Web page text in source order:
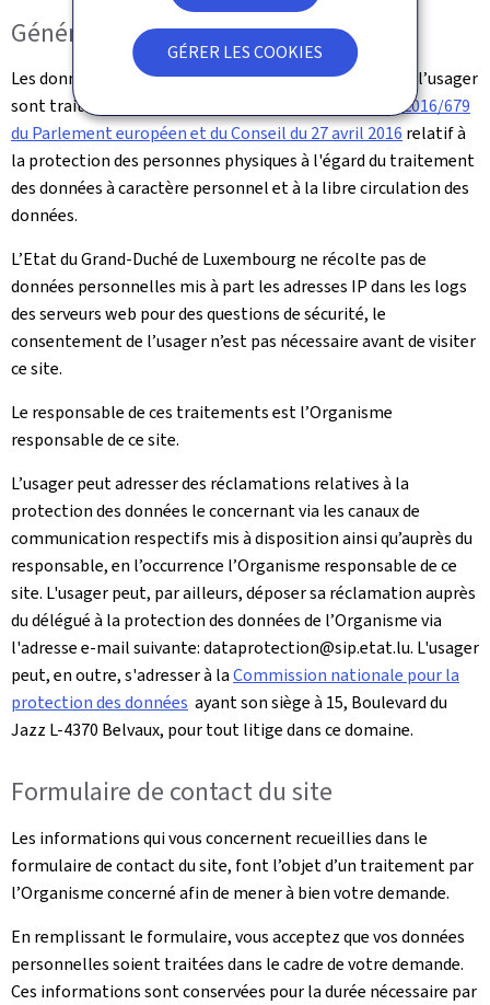
GÉRER LES COOKIES
Généralités
Les données à caractère personnel communiquées par l’usager
sont traitées en conformité avec le
Règlement (UE) 2016/679
du Parlement européen et du Conseil du 27 avril 2016 relatif à
la protection des personnes physiques à l'égard du traitement
des données à caractère personnel et à la libre circulation des
données.
L’Etat du Grand-Duché de Luxembourg ne récolte pas de
données personnelles mis à part les adresses IP dans les logs
des serveurs web pour des questions de sécurité, le
consentement de l’usager n’est pas nécessaire avant de visiter
ce site.
Le responsable de ces traitements est l’Organisme
responsable de ce site.
L’usager peut adresser des réclamations relatives à la
protection des données le concernant via les canaux de
communication respectifs mis à disposition ainsi qu’auprès du
responsable, en l’occurrence l’Organisme responsable de ce
site. L'usager peut, par ailleurs, déposer sa réclamation auprès
du délégué à la protection des données de l’Organisme via
l'adresse e-mail suivante: dataprotection@sip.etat.lu. L'usager
peut, en outre, s'adresser à laCommission nationale pour la
protection des données ayant son siège à 15, Boulevard du
Jazz L-4370 Belvaux, pour tout litige dans ce domaine.
Formulaire de contact du site
Les informations qui vous concernent recueillies dans le
formulaire de contact du site, font l’objet d’un traitement par
l’Organisme concerné afin de mener à bien votre demande.
En remplissant le formulaire, vous acceptez que vos données
personnelles soient traitées dans le cadre de votre demande.
Ces informations sont conservées pour la durée nécessaire par